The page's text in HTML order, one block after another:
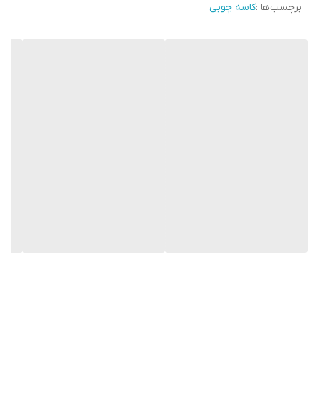
برچسب‌ها :کاسه چوبی